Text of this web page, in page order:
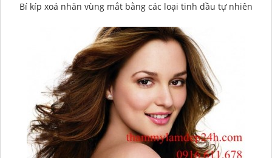
Bí kíp xoá nhăn vùng mắt bằng các loại tinh dầu tự nhiên